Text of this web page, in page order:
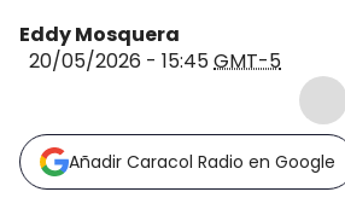
Eddy Mosquera
20/05/2026 - 15:45GMT-5
Añadir Caracol Radio en Google